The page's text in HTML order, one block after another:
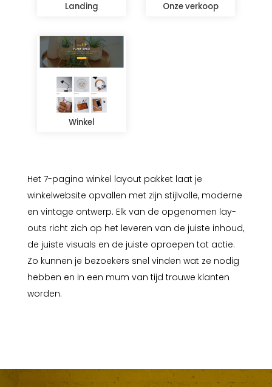
Het 7-pagina winkel layout pakket laat je
winkelwebsite opvallen met zijn stijlvolle, moderne
en vintage ontwerp. Elk van de opgenomen lay-
outs richt zich op het leveren van de juiste inhoud,
de juiste visuals en de juiste oproepen tot actie.
Zo kunnen je bezoekers snel vinden wat ze nodig
hebben en in een mum van tijd trouwe klanten
worden.
Landing Onze verkoop
Winkel